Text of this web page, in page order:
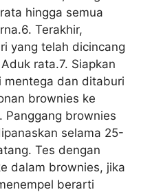
hingga semua
Terakhir,
yang telah dicincang
rata.7. Siapkan
mentega dan ditaburi
brownies ke
Panggang brownies
selama 25-
Tes dengan
dalam brownies, jika
berarti